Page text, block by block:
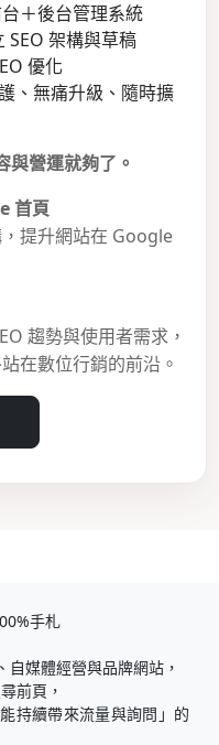
＋後台管理系統
SEO 架構與草稿
優化
、無痛升級、隨時擴
與營運就夠了。
首頁
提升網站在 Google
趨勢與使用者需求，
在數位行銷的前沿。
手札
自媒體經營與品牌網站，
前頁，
持續帶來流量與詢問」的